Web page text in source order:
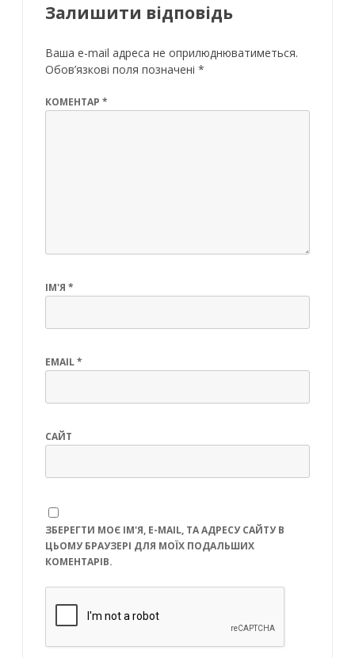
Залишити відповідь
Ваша e-mail адреса не оприлюднюватиметься.
Обов’язкові поля позначені *
КОМЕНТАР *
ІМ'Я *
EMAIL*
САЙТ
ЗБЕРЕГТИ МОЄ ІМ'Я, E-MAIL, ТА АДРЕСУ САЙТУ В
ЦЬОМУ БРАУЗЕРІ ДЛЯ МОЇХ ПОДАЛЬШИХ
КОМЕНТАРІВ.